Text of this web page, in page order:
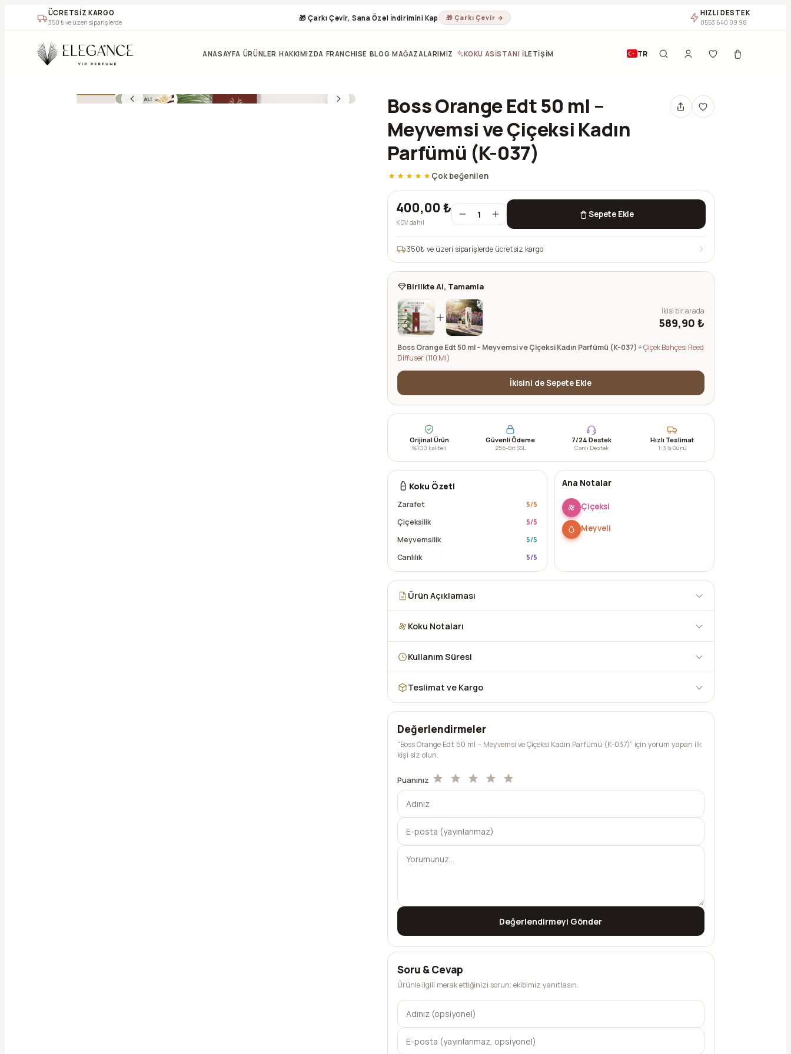
ÜCRETSİZ KARGO
350 ₺ ve üzeri siparişlerde
🎁 Çarkı Çevir, Sana Özel İndirimini Kap 🎁 Çarkı Çevir →
HIZLI DESTEK
0553 640 09 98
ANASAYFA ÜRÜNLER HAKKIMIZDA FRANCHISE BLOG MAĞAZALARIMIZ KOKU ASİSTANI İLETİŞİM TR
Boss Orange Edt 50 ml –
Meyvemsi ve Çiçeksi Kadın
Parfümü (K-037)
Çok beğenilen
400,00 ₺
KDV dahil
1 Sepete Ekle
350₺ ve üzeri siparişlerde ücretsiz kargo
Birlikte Al, Tamamla
İkisi bir arada
589,90 ₺
Boss Orange Edt 50 ml – Meyvemsi ve Çiçeksi Kadın Parfümü (K-037)+Çiçek Bahçesi Reed
Diffuser (110 Ml)
İkisini de Sepete Ekle
Orijinal Ürün
%100 kaliteli
Güvenli Ödeme
256-Bit SSL
7/24 Destek
Canlı Destek
Hızlı Teslimat
1-3 İş Günü
Koku Özeti
Zarafet 5/5
Çiçeksilik 5/5
Meyvemsilik 5/5
Canlılık 5/5
Ana Notalar
Çiçeksi
Meyveli
Ürün Açıklaması
Koku Notaları
Kullanım Süresi
Teslimat ve Kargo
Değerlendirmeler
“Boss Orange Edt 50 ml – Meyvemsi ve Çiçeksi Kadın Parfümü (K-037)” için yorum yapan ilk
kişi siz olun.
Puanınız
Değerlendirmeyi Gönder
Soru & Cevap
Ürünle ilgili merak ettiğinizi sorun; ekibimiz yanıtlasın.